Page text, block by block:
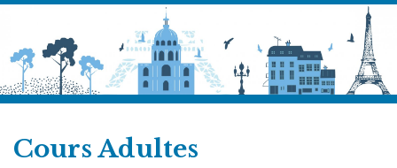
Cours Adultes